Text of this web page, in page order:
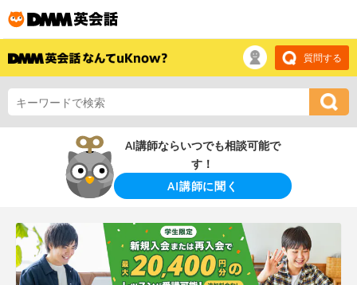
質問する
AI講師ならいつでも相談可能で
す！
AI講師に聞く